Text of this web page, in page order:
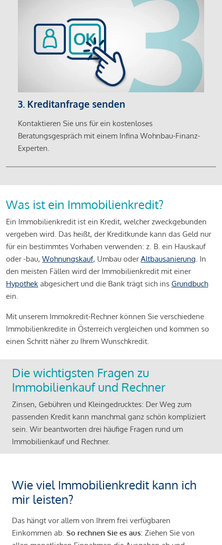
3. Kreditanfrage senden
Kontaktieren Sie uns für ein kostenloses
Beratungsgespräch mit einem Infina Wohnbau-Finanz-
Experten.
Was ist ein Immobilienkredit?
Ein Immobilienkredit ist ein Kredit, welcher zweckgebunden
vergeben wird. Das heißt, der Kreditkunde kann das Geld nur
für ein bestimmtes Vorhaben verwenden: z. B. ein Hauskauf
oder -bau, Wohnungskauf, Umbau oderAltbausanierung. In
den meisten Fällen wird der Immobilienkredit mit einer
Hypothek abgesichert und die Bank trägt sich ins Grundbuch
ein.
Mit unserem Immokredit-Rechner können Sie verschiedene
Immobilienkredite in Österreich vergleichen und kommen so
einen Schritt näher zu Ihrem Wunschkredit.
Die wichtigsten Fragen zu
Immobilienkauf und Rechner
Zinsen, Gebühren und Kleingedrucktes: Der Weg zum
passenden Kredit kann manchmal ganz schön kompliziert
sein. Wir beantworten drei häufige Fragen rund um
Immobilienkauf und Rechner.
Wie viel Immobilienkredit kann ich
mir leisten?
Das hängt vor allem von Ihrem frei verfügbaren
Einkommen ab. So rechnen Sie es aus: Ziehen Sie von